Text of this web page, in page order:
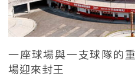
一座球場與一支球隊的
場迎來封王